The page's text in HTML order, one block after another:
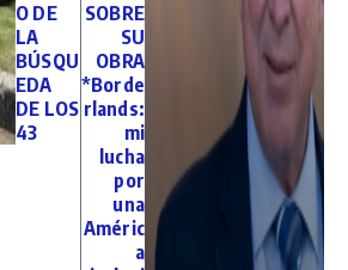
O DE
LA
BÚSQU
EDA
DE LOS
43
SOBRE
SU
OBRA
*Borde
rlands:
mi
lucha
por
una
Améric
a